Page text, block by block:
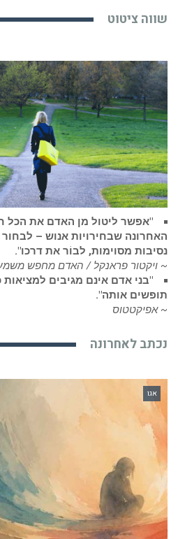
שווה ציטוט
"אפשר ליטול מן האדם את הכל
האחרונה שבחירויות אנוש –
נסיבות מסוימות, לבוֹר את דרכו".
~ ויקטור פראנקל / האדם מחפש
"בני אדם אינם מגיבים
תופשים אותה".
~ אפיקטטוס
נכתב לאחרונה
אגו